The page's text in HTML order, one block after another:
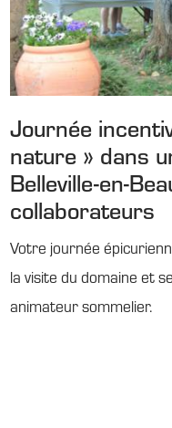
Journée
nature » dans
Belleville-en-
collaborateurs
Votre journée
la visite du domaine et
animateur sommelier.